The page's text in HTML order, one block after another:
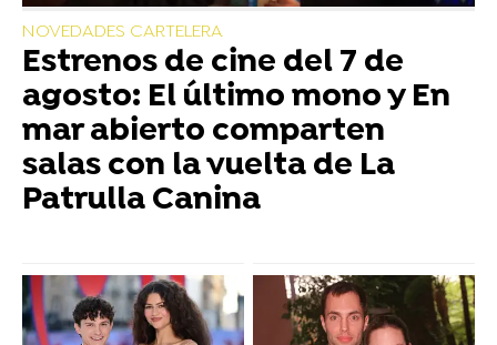
NOVEDADES CARTELERA
Estrenos de cine del 7 de
agosto: El último mono y En
mar abierto comparten
salas con la vuelta de La
Patrulla Canina